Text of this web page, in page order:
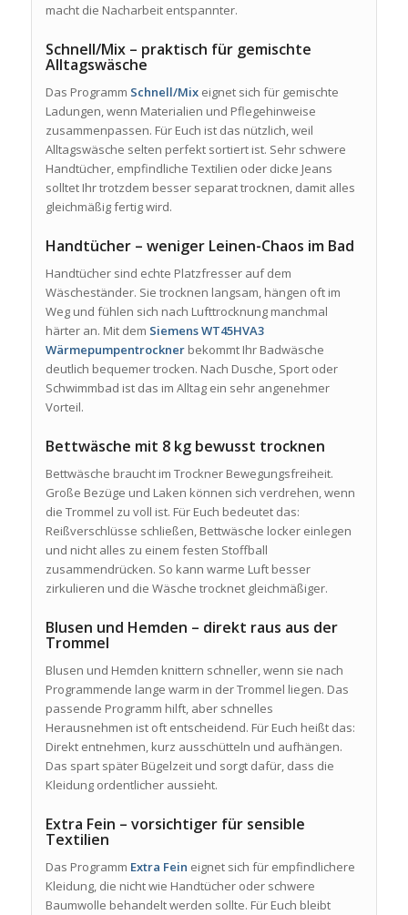
macht die Nacharbeit entspannter.
Schnell/Mix – praktisch für gemischte
Alltagswäsche
Das Programm Schnell/Mixeignet sich für gemischte
Ladungen, wenn Materialien und Pflegehinweise
zusammenpassen. Für Euch ist das nützlich, weil
Alltagswäsche selten perfekt sortiert ist. Sehr schwere
Handtücher, empfindliche Textilien oder dicke Jeans
solltet Ihr trotzdem besser separat trocknen, damit alles
gleichmäßig fertig wird.
Handtücher – weniger Leinen-Chaos im Bad
Handtücher sind echte Platzfresser auf dem
Wäscheständer. Sie trocknen langsam, hängen oft im
Weg und fühlen sich nach Lufttrocknung manchmal
härter an. Mit dem Siemens WT45HVA3
Wärmepumpentrocknerbekommt Ihr Badwäsche
deutlich bequemer trocken. Nach Dusche, Sport oder
Schwimmbad ist das im Alltag ein sehr angenehmer
Vorteil.
Bettwäsche mit 8 kg bewusst trocknen
Bettwäsche braucht im Trockner Bewegungsfreiheit.
Große Bezüge und Laken können sich verdrehen, wenn
die Trommel zu voll ist. Für Euch bedeutet das:
Reißverschlüsse schließen, Bettwäsche locker einlegen
und nicht alles zu einem festen Stoffball
zusammendrücken. So kann warme Luft besser
zirkulieren und die Wäsche trocknet gleichmäßiger.
Blusen und Hemden – direkt raus aus der
Trommel
Blusen und Hemden knittern schneller, wenn sie nach
Programmende lange warm in der Trommel liegen. Das
passende Programm hilft, aber schnelles
Herausnehmen ist oft entscheidend. Für Euch heißt das:
Direkt entnehmen, kurz ausschütteln und aufhängen.
Das spart später Bügelzeit und sorgt dafür, dass die
Kleidung ordentlicher aussieht.
Extra Fein – vorsichtiger für sensible
Textilien
Das Programm Extra Fein eignet sich für empfindlichere
Kleidung, die nicht wie Handtücher oder schwere
Baumwolle behandelt werden sollte. Für Euch bleibt